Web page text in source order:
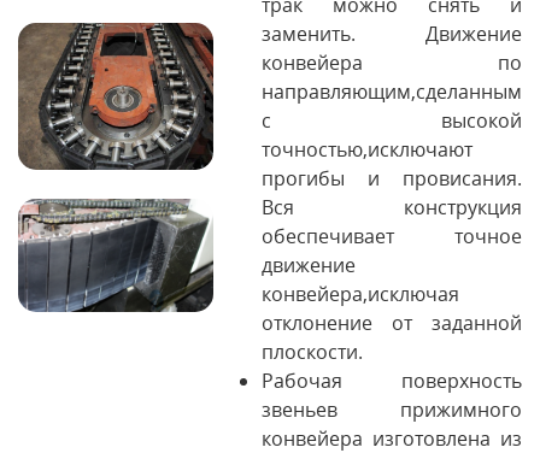
заменить. Движение
конвейера по
направляющим,сделанным
с высокой
точностью,исключают
прогибы и провисания.
Вся конструкция
обеспечивает точное
движение
конвейера,исключая
отклонение от заданной
плоскости.
Рабочая поверхность
звеньев прижимного
конвейера изготовлена из